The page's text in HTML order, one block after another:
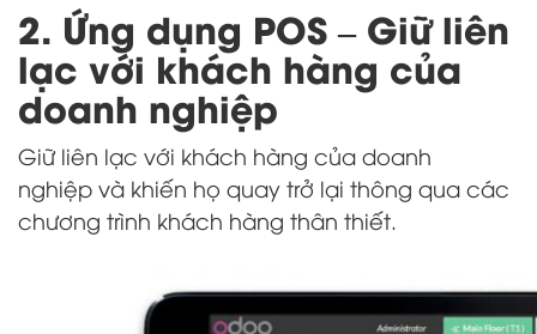
2. Ứng dụng POS – Giữ liên
lạc với khách hàng của
doanh nghiệp
Giữ liên lạc với khách hàng của doanh
nghiệp và khiến họ quay trở lại thông qua các
chương trình khách hàng thân thiết.